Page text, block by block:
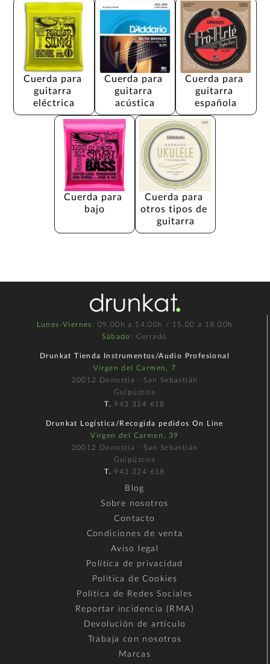
Cuerda para
guitarra
eléctrica
Cuerda para
guitarra
acústica
Cuerda para
guitarra
española
Cuerda para
bajo
Cuerda para
otros tipos de
guitarra
Lunes-Viernes : 09.00h a 14.00h / 15.00 a 18.00h
Sábado : Cerrado
Drunkat Tienda Instrumentos/Audio Profesional
Virgen del Carmen, 7
20012 Donostia - San Sebastián
Guipúzcoa
T. 943 324 618
Drunkat Logística/Recogida pedidos On Line
Virgen del Carmen, 39
20012 Donostia - San Sebastián
Guipúzcoa
T. 943 324 618
Blog
Sobre nosotros
Contacto
Condiciones de venta
Aviso legal
Política de privacidad
Política de Cookies
Política de Redes Sociales
Reportar incidencia (RMA)
Devolución de artículo
Trabaja con nosotros
Marcas